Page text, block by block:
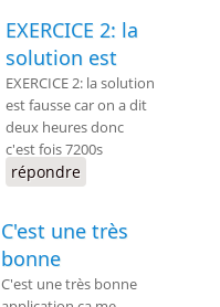
EXERCICE 2: la
solution est
EXERCICE 2: la solution
est fausse car on a dit
deux heures donc
c'est fois 7200s
répondre
C'est une très
bonne
C'est une très bonne